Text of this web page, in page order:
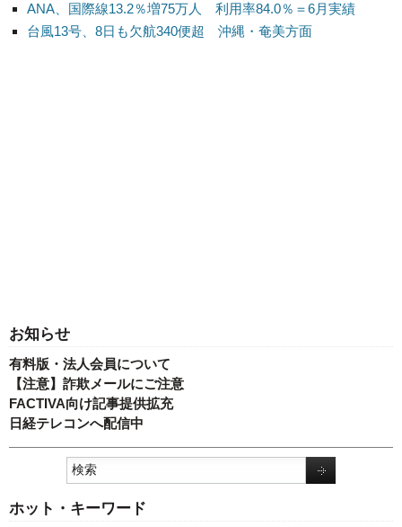
ANA、国際線13.2％増75万人 利用率84.0％＝6月実績
台風13号、8日も欠航340便超 沖縄・奄美方面
お知らせ
有料版・法人会員について
【注意】詐欺メールにご注意
FACTIVA向け記事提供拡充
日経テレコンへ配信中
ホット・キーワード